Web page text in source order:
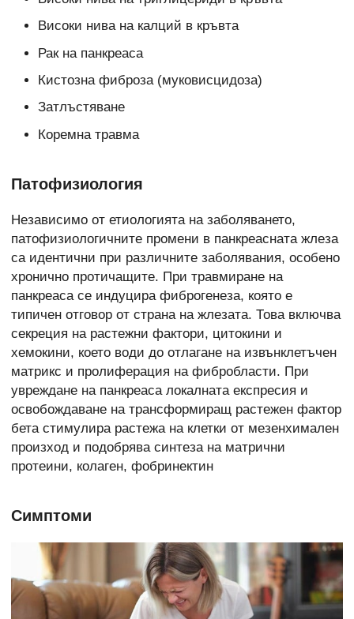
Високи нива на калций в кръвта
Рак на панкреаса
Кистозна фиброза (муковисцидоза)
Затлъстяване
Коремна травма
Патофизиология
Независимо от етиологията на заболяването,
патофизиологичните промени в панкреасната жлеза
са идентични при различните заболявания, особено
хронично протичащите. При травмиране на
панкреаса се индуцира фиброгенеза, която е
типичен отговор от страна на жлезата. Това включва
секреция на растежни фактори, цитокини и
хемокини, което води до отлагане на извънклетъчен
матрикс и пролиферация на фибробласти. При
увреждане на панкреаса локалната експресия и
освобождаване на трансформиращ растежен фактор
бета стимулира растежа на клетки от мезенхимален
произход и подобрява синтеза на матрични
протеини, колаген, фобринектин
Симптоми